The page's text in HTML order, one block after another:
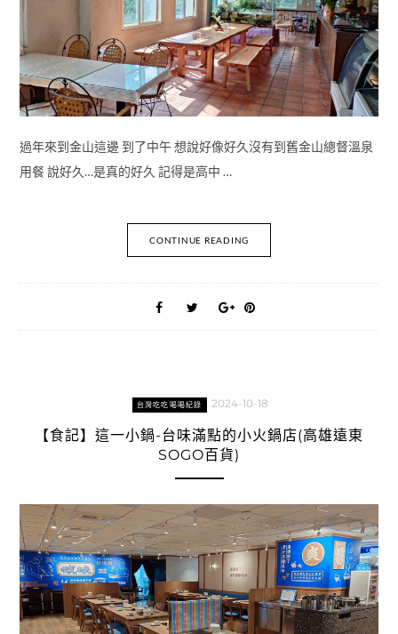
過年來到金山這邊 到了中午 想說好像好久沒有到舊金山總督溫泉
用餐 說好久…是真的好久 記得是高中 …
CONTINUE READING
台灣吃吃喝喝紀錄 2024-10-18
【食記】這一小鍋-台味滿點的小火鍋店(高雄遠東
SOGO百貨)